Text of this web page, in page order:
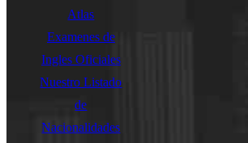
Atlas
Examenes de
Ingles Oficiales
Nuestro Listado
de
Nacionalidades